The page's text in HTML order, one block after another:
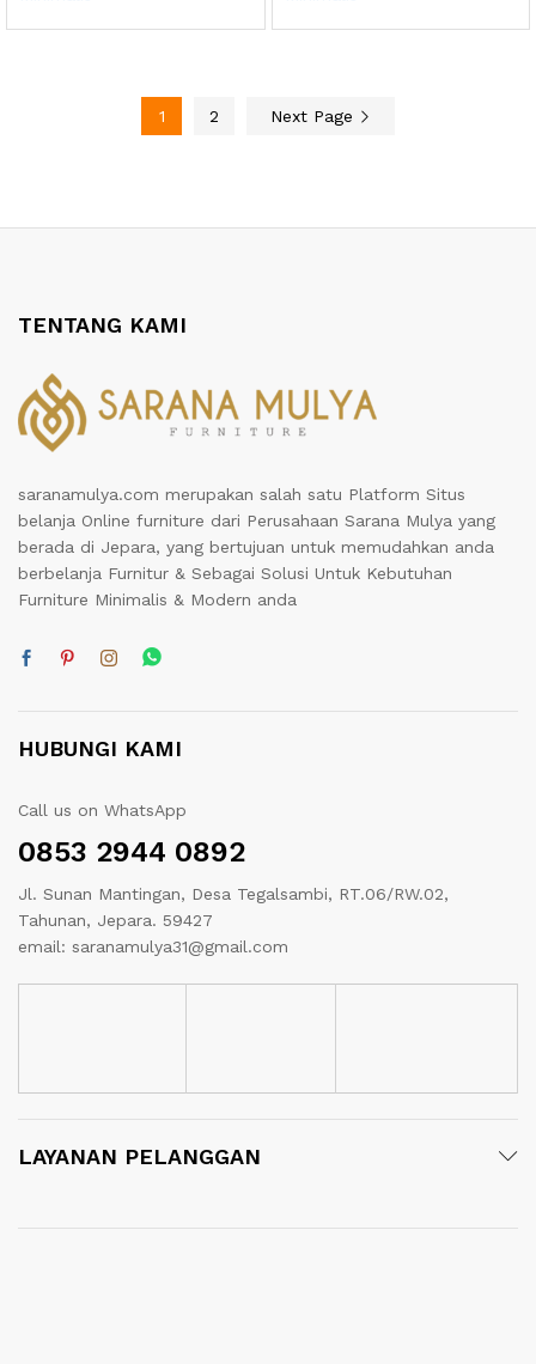
1 2 Next Page
TENTANG KAMI
saranamulya.com merupakan salah satu Platform Situs
belanja Online furniture dari Perusahaan Sarana Mulya yang
berada di Jepara, yang bertujuan untuk memudahkan anda
berbelanja Furnitur & Sebagai Solusi Untuk Kebutuhan
Furniture Minimalis & Modern anda
HUBUNGI KAMI
Call us on WhatsApp
0853 2944 0892
Jl. Sunan Mantingan, Desa Tegalsambi, RT.06/RW.02,
Tahunan, Jepara. 59427
email: saranamulya31@gmail.com
LAYANAN PELANGGAN